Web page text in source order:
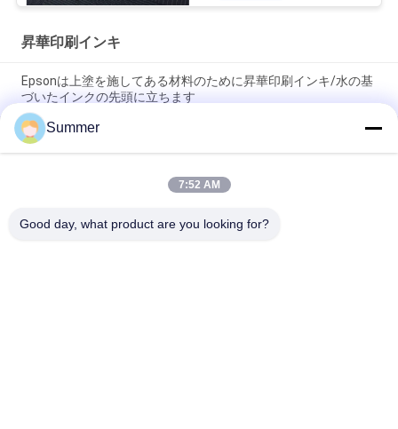
昇華印刷インキ
Epsonは上塗を施してある材料のために昇華印刷インキ/水の基
づいたインクの先頭に立ちます
衣服のDx5/Dx7印字ヘッドのための屋外広告の染料の昇華イン
ク
デジタルEpsonの印字ヘッドの昇華インク印刷物のための
Summer
7:52 AM
Good day, what product are you looking for?